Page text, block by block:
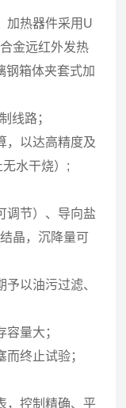
加热器件采用U
金远红外发热
钢箱体夹套式加
线路；
，以达高精度及
水干烧）;
调节）、导向盐
晶，沉降量可
以油污过滤、
量大；
终止试验；
，控制精确、平